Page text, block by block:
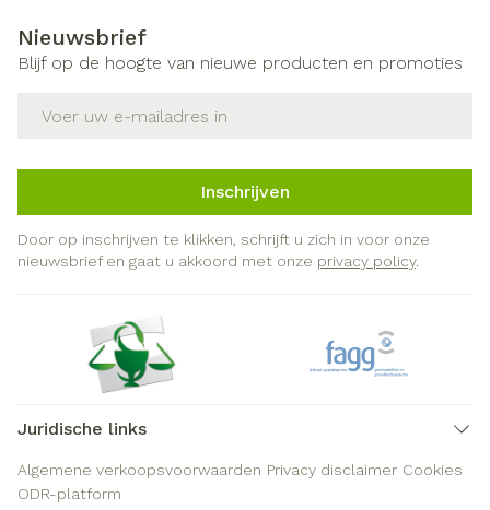
Nieuwsbrief
Blijf op de hoogte van nieuwe producten en promoties
Inschrijven
Door op inschrijven te klikken, schrijft u zich in voor onze
nieuwsbrief en gaat u akkoord met onze privacy policy.
Juridische links
Algemene verkoopsvoorwaarden Privacy disclaimer Cookies
ODR-platform